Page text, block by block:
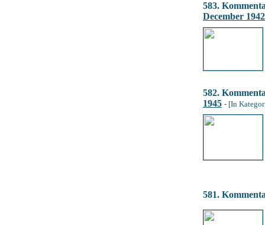
583.
December
582.
1945 - [In
581.